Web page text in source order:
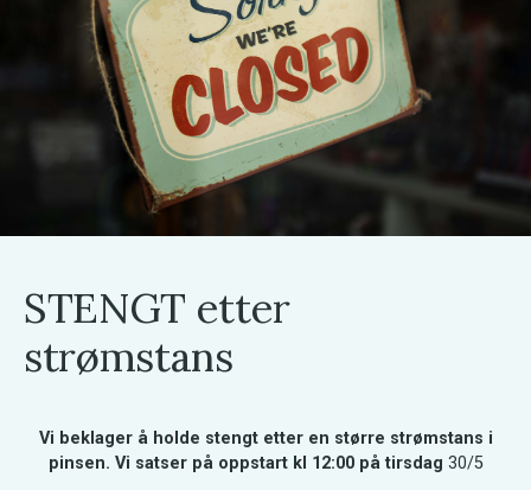
STENGT etter
strømstans
Vi beklager å holde stengt etter en større strømstans i
pinsen. Vi satser på oppstart kl 12:00 på tirsdag 30/5